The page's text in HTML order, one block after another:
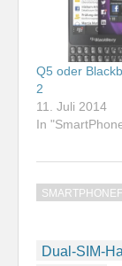
Q5 oder
2
11. Juli 2014
In
Dual-SIM-